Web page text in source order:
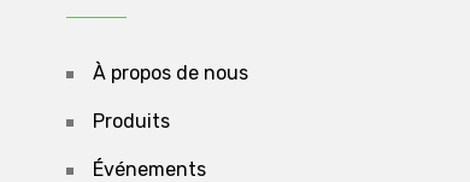
À propos de nous
Produits
Événements